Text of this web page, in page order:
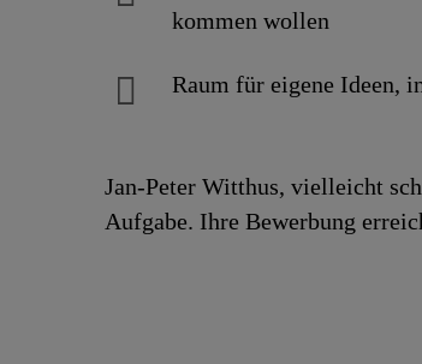
kommen wollen
Raum für eigene Ideen,
Jan-Peter Witthus, vielleicht
Aufgabe. Ihre Bewerbung